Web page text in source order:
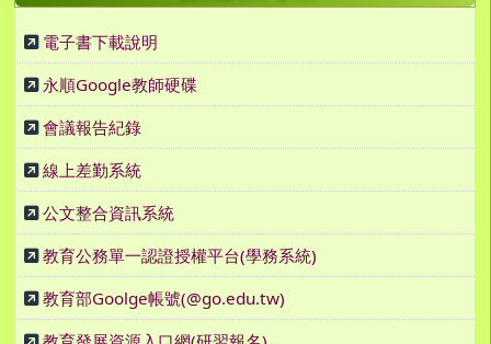
電子書下載說明
永順Google教師硬碟
會議報告紀錄
線上差勤系統
公文整合資訊系統
教育公務單一認證授權平台(學務系統)
教育部Goolge帳號(@go.edu.tw)